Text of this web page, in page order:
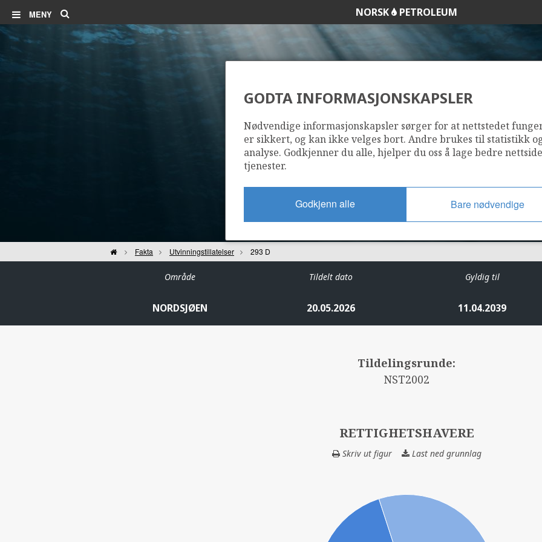
MENY NORSK PETROLEUM
293 D
Hjem Fakta Utvinningstillatelser 293 D
Område
NORDSJØEN
Tildelt dato
20.05.2026
Gyldig til
11.04.2039
Tildelingsrunde:
NST2002
RETTIGHETSHAVERE
Skriv ut figur Last ned grunnlag
GODTA INFORMASJONSKAPSLER
Nødvendige informasjonskapsler sørger for at nettstedet
er sikkert, og kan ikke velges bort. Andre brukes til statistikk
analyse. Godkjenner du alle, hjelper du oss å lage bedre
tjenester.
Godkjenn alle Bare nødvendige